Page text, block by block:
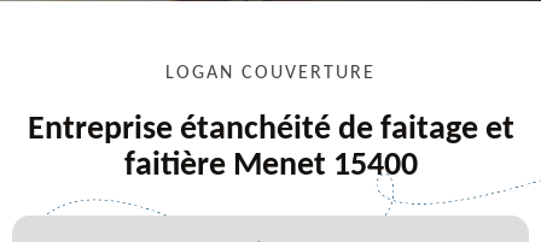
LOGAN COUVERTURE
Entreprise étanchéité de faitage et
faitière Menet 15400